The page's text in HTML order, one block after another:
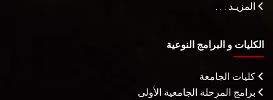
المزيـد . . .
الكليات و البرامج النوعية
كليات الجامعة
برامج المرحلة الجامعية الأولى